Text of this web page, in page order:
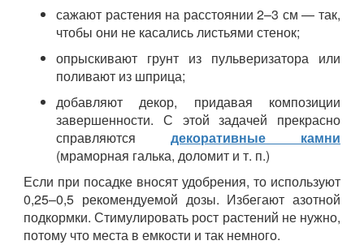
сажают растения на расстоянии 2–3 см — так,
чтобы они не касались листьями стенок;
опрыскивают грунт из пульверизатора или
поливают из шприца;
добавляют декор, придавая композиции
завершенности. С этой задачей прекрасно
справляются декоративные камни
(мраморная галька, доломит и т. п.)
Если при посадке вносят удобрения, то используют
0,25–0,5 рекомендуемой дозы. Избегают азотной
подкормки. Стимулировать рост растений не нужно,
потому что места в емкости и так немного.